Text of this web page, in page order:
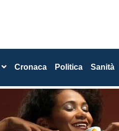
Cronaca Politica Sanità